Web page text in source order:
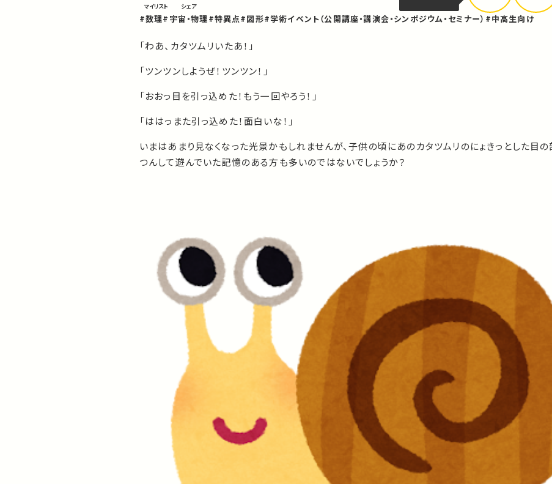
マイリスト シェア
#数理#宇宙・物理#特異点#図形#学術イベント（公開講座・講演会・シンポジウム・セミナー） #中高生向け
「わあ、カタツムリいたあ！」
「ツンツンしようぜ！ツンツン！」
「おおっ目を引っ込めた！もう一回やろう！」
「ははっまた引っ込めた！面白いな！」
いまはあまり見なくなった光景かもしれませんが、子供の頃にあのカタツムリのにょきっとした目
つんして遊んでいた記憶のある方も多いのではないでしょうか？